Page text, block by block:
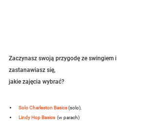
Zaczynasz swoją przygodę ze swingiem i
zastanawiasz się,
jakie zajęcia wybrać?
Solo Charleston Basics(solo),
Lindy Hop Basics (w parach)